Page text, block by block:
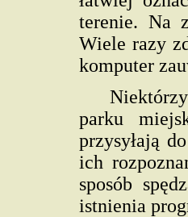
terenie. Na
Wiele razy
komputer
parku
przysyłają
ich
sposób
istnienia